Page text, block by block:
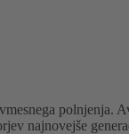
polnjenja.
najnovejše